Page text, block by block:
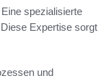
spezialisierte
Expertise sorgt
und